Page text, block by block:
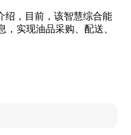
绍，目前，该智慧综合能
实现油品采购、配送、